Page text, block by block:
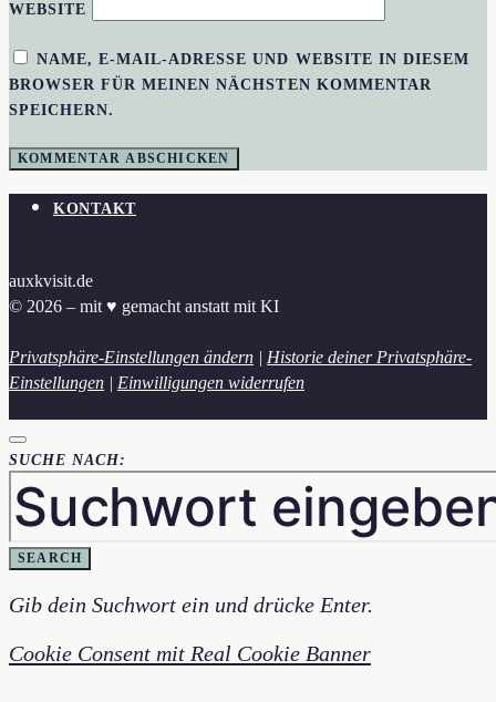
WEBSITE
NAME, E-MAIL-ADRESSE UND WEBSITE IN DIESEM
BROWSER FÜR MEINEN NÄCHSTEN KOMMENTAR
SPEICHERN.
KONTAKT
auxkvisit.de
© 2026 – mit ♥︎ gemacht anstatt mit KI
Privatsphäre-Einstellungen ändern | Historie deiner Privatsphäre-
Einstellungen | Einwilligungen widerrufen
SUCHE NACH:
SEARCH
Gib dein Suchwort ein und drücke Enter.
Cookie Consent mit Real Cookie Banner